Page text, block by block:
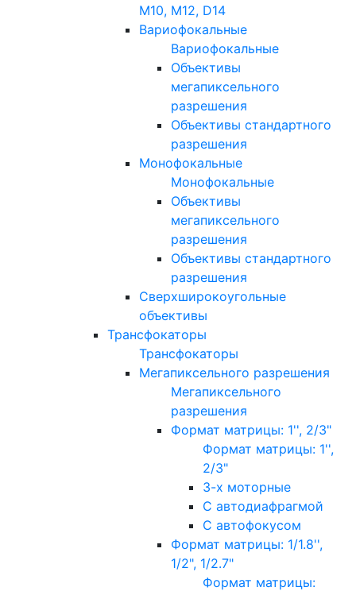
M10, M12, D14
Вариофокальные
Вариофокальные
Объективы
мегапиксельного
разрешения
Объективы стандартного
разрешения
Монофокальные
Монофокальные
Объективы
мегапиксельного
разрешения
Объективы стандартного
разрешения
Сверхширокоугольные
объективы
Трансфокаторы
Трансфокаторы
Мегапиксельного разрешения
Мегапиксельного
разрешения
Формат матрицы: 1'', 2/3"
Формат матрицы: 1'',
2/3"
3-х моторные
С автодиафрагмой
С автофокусом
Формат матрицы: 1/1.8'',
1/2", 1/2.7"
Формат матрицы: